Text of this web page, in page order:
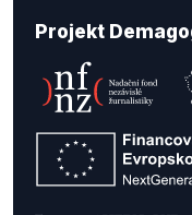
Projekt